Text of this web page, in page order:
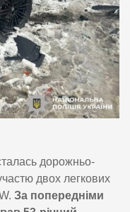
дорожньо-
двох легкових
За попередніми